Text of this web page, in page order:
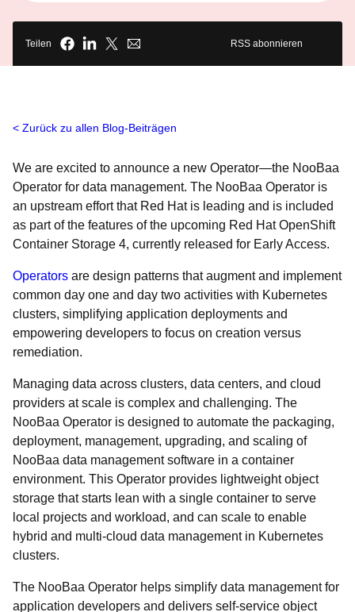
Teilen RSS abonnieren
Zurück zu allen Blog-Beiträgen
We are excited to announce a new Operator—the NooBaa
Operator for data management. The NooBaa Operator is
an upstream effort that Red Hat is leading and is included
as part of the features of the upcoming Red Hat OpenShift
Container Storage 4, currently released for Early Access.
Operators are design patterns that augment and implement
common day one and day two activities with Kubernetes
clusters, simplifying application deployments and
empowering developers to focus on creation versus
remediation.
Managing data across clusters, data centers, and cloud
providers at scale is complex and challenging. The
NooBaa Operator is designed to automate the packaging,
deployment, management, upgrading, and scaling of
NooBaa data management software in a container
environment. This Operator provides lightweight object
storage that starts lean with a single container to serve
local projects and workload, and can scale to enable
hybrid and multi-cloud data management in Kubernetes
clusters.
The NooBaa Operator helps simplify data management for
application developers and delivers self-service object